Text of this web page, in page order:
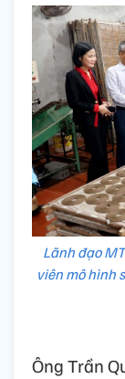
Lãnh đạo
viên mô hình
Ông Trần